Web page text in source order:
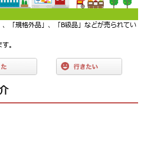
「規格外品」、「B級品」などが売られてい
。